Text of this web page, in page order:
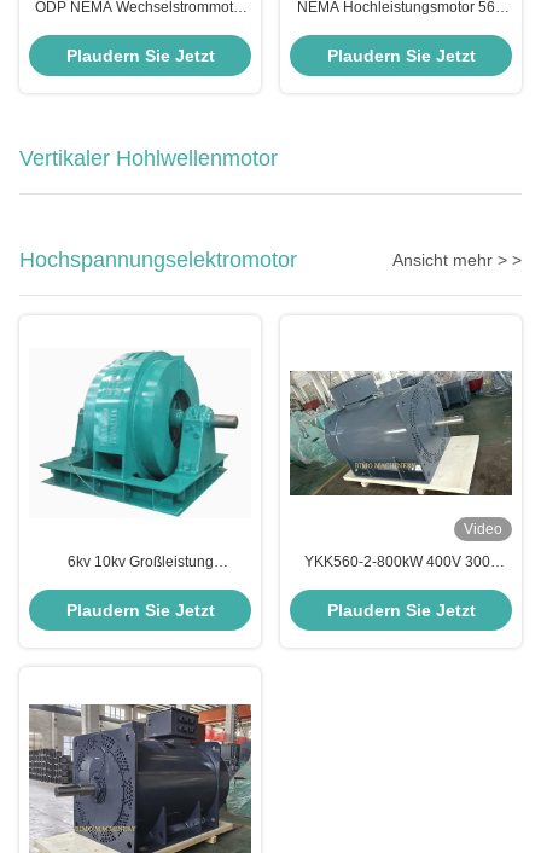
ODP NEMA Wechselstrommotor
Einphasenmotor
Plaudern Sie Jetzt
NEMA Hochleistungsmotor 56C
Elektromotor mit einer einzigen
Phase
Plaudern Sie Jetzt
Vertikaler Hohlwellenmotor
Hochspannungselektromotor Ansicht mehr > >
6kv 10kv Großleistung
Asynchron-Elektromotor
Plaudern Sie Jetzt
Video
YKK560-2-800kW 400V 3000
Drei-Phasen-Asynchronmotor
Plaudern Sie Jetzt